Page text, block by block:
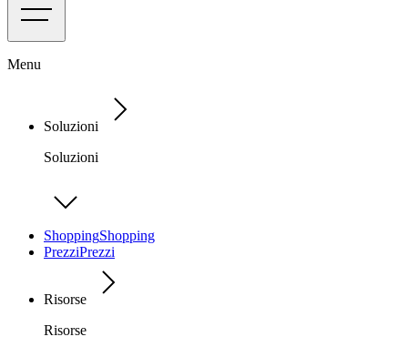
Menu
Soluzioni
Soluzioni
ShoppingShopping
PrezziPrezzi
Risorse
Risorse